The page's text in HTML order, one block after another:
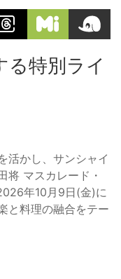
る特別ライ
活かし、サンシャイ
将 マスカレード・
年10月9日(金)に
と料理の融合をテー